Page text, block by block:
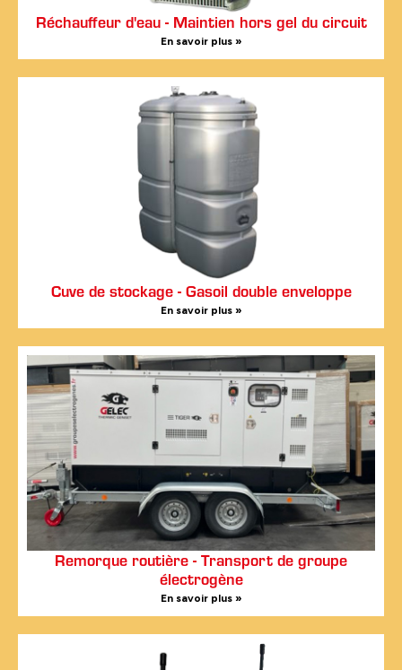
Réchauffeur d'eau - Maintien hors gel du circuit
En savoir plus »
Cuve de stockage - Gasoil double enveloppe
En savoir plus »
Remorque routière - Transport de groupe
électrogène
En savoir plus »